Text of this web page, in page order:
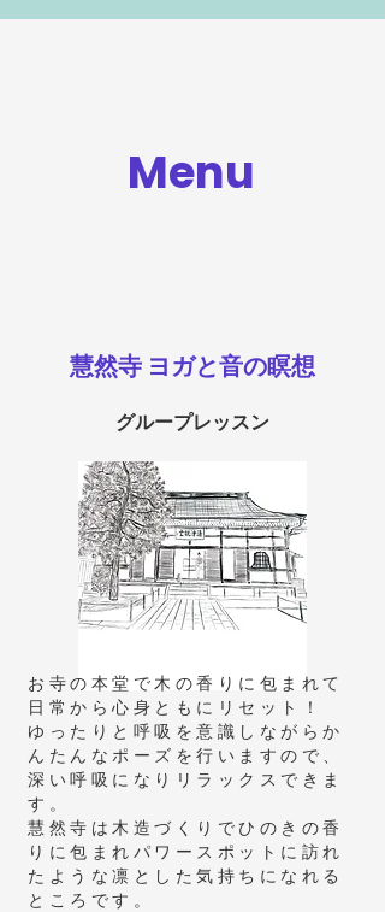
Menu
慧然寺 ヨガと音の瞑想
グループレッスン
お寺の本堂で木の香りに包まれて
日常から心身ともにリセット！
​ゆったりと呼吸を意識しながらか
んたんなポーズを行いますので、
深い呼吸になりリラックスできま
す。
​慧然寺は木造づくりでひのきの香
りに包まれパワースポットに訪れ
たような凛とした気持ちになれる
ところです。